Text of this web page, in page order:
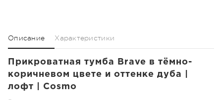
Описание Характеристики
Прикроватная тумба Brave в тёмно-
коричневом цвете и оттенке дуба |
лофт | Cosmo